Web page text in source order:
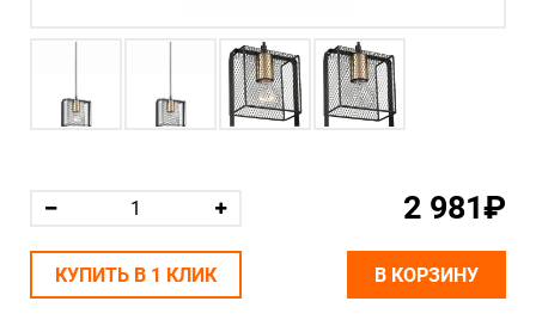
2 981₽
КУПИТЬ В 1 КЛИК В КОРЗИНУ